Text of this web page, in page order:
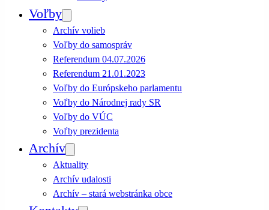
Voľby
Archív volieb
Voľby do samospráv
Referendum 04.07.2026
Referendum 21.01.2023
Voľby do Európskeho parlamentu
Voľby do Národnej rady SR
Voľby do VÚC
Voľby prezidenta
Archív
Aktuality
Archív udalosti
Archív – stará webstránka obce